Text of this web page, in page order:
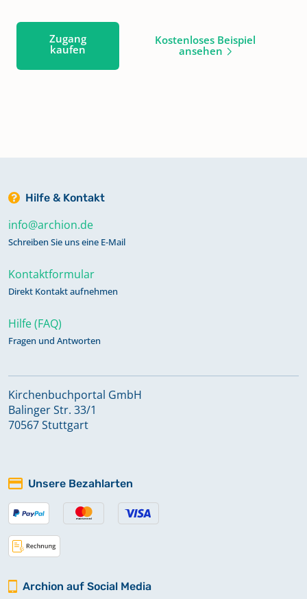
Zugang
kaufen
Kostenloses Beispiel
ansehen
Hilfe & Kontakt
info@archion.de
Schreiben Sie uns eine E-Mail
Kontaktformular
Direkt Kontakt aufnehmen
Hilfe (FAQ)
Fragen und Antworten
Kirchenbuchportal GmbH
Balinger Str. 33/1
70567 Stuttgart
Unsere Bezahlarten
Archion auf Social Media